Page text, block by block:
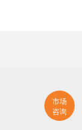
市场
咨询